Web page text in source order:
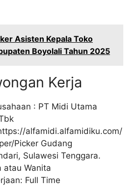
Asisten Kepala Toko
Boyolali Tahun 2025
Kerja
: PT Midi Utama
alfamidi.alfamidiku.com/
Picker Gudang
Sulawesi Tenggara.
atau Wanita
Full Time